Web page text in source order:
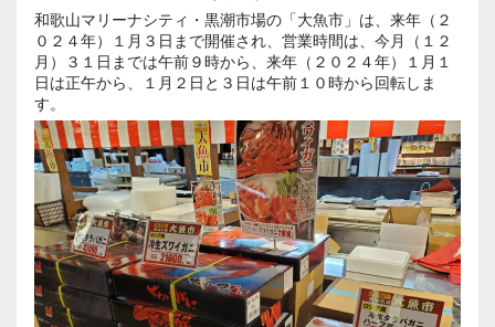
和歌山マリーナシティ・黒潮市場の「大魚市」は、来年（２
０２４年）１月３日まで開催され、営業時間は、今月（１２
月）３１日までは午前９時から、来年（２０２４年）１月１
日は正午から、１月２日と３日は午前１０時から回転しま
す。